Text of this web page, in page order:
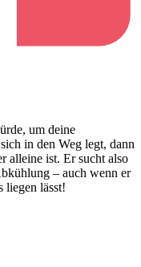
um deine
in den Weg legt, dann
alleine ist. Er sucht also
– auch wenn er
liegen lässt!